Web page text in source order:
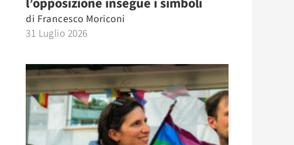
di Francesco Moriconi
31 Luglio 2026